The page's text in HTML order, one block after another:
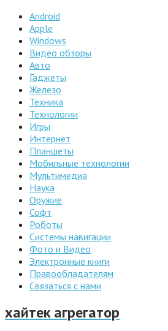
Android
Apple
Windows
Видео обзоры
Авто
Гаджеты
Железо
Техника
Технологии
Игры
Интернет
Планшеты
Мобильные технологии
Мультимедиа
Наука
Оружие
Софт
Роботы
Системы навигации
Фото и Видео
Электронные книги
Правообладателям
Связаться с нами
хайтек агрегатор